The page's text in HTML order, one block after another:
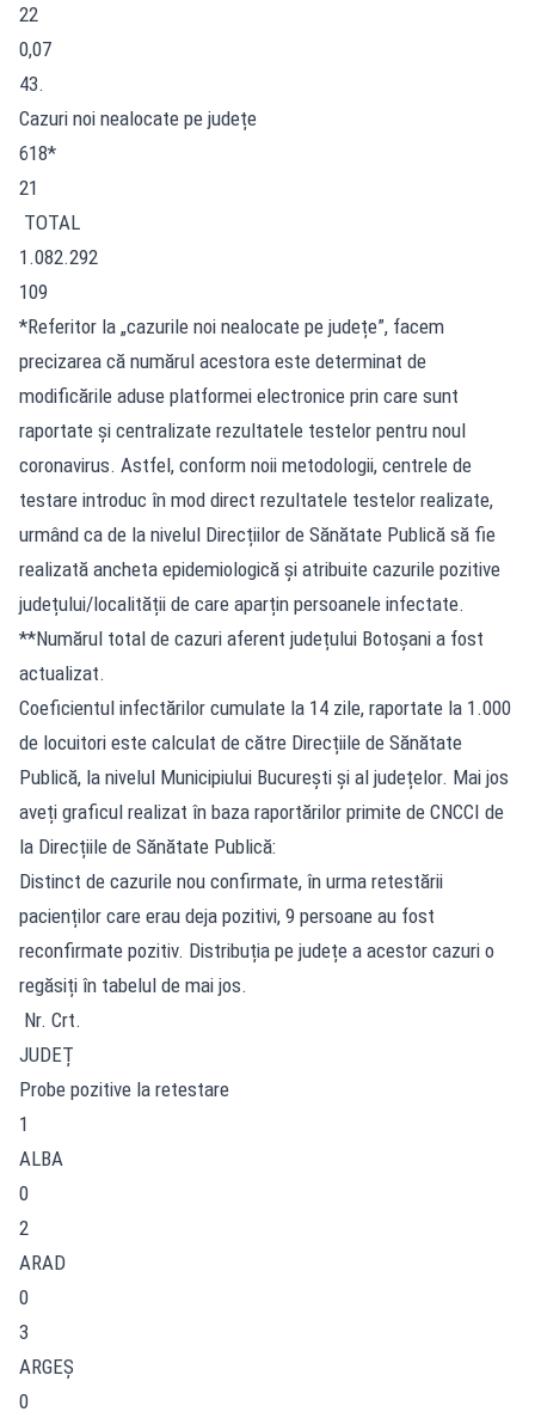
22
0,07
43.
Cazuri noi nealocate pe județe
618*
21
TOTAL
1.082.292
109
*Referitor la „cazurile noi nealocate pe județe”, facem
precizarea că numărul acestora este determinat de
modificările aduse platformei electronice prin care sunt
raportate și centralizate rezultatele testelor pentru noul
coronavirus. Astfel, conform noii metodologii, centrele de
testare introduc în mod direct rezultatele testelor realizate,
urmând ca de la nivelul Direcțiilor de Sănătate Publică să fie
realizată ancheta epidemiologică și atribuite cazurile pozitive
județului/localității de care aparțin persoanele infectate.
**Numărul total de cazuri aferent județului Botoșani a fost
actualizat.
Coeficientul infectărilor cumulate la 14 zile, raportate la 1.000
de locuitori este calculat de către Direcțiile de Sănătate
Publică, la nivelul Municipiului București și al județelor. Mai jos
aveți graficul realizat în baza raportărilor primite de CNCCI de
la Direcțiile de Sănătate Publică:
Distinct de cazurile nou confirmate, în urma retestării
pacienților care erau deja pozitivi, 9 persoane au fost
reconfirmate pozitiv. Distribuția pe județe a acestor cazuri o
regăsiți în tabelul de mai jos.
Nr. Crt.
JUDEȚ
Probe pozitive la retestare
1
ALBA
0
2
ARAD
0
3
ARGEŞ
0